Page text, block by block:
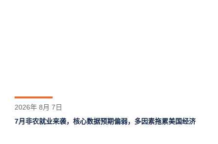
2026年 8月 7日
7月非农就业来袭，核心数据预期偏弱，多因素拖累美国经济